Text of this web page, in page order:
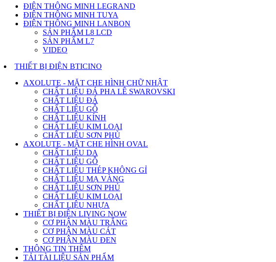
ĐIỆN THÔNG MINH LEGRAND
ĐIỆN THÔNG MINH TUYA
ĐIỆN THÔNG MINH LANBON
SẢN PHẨM L8 LCD
SẢN PHẨM L7
VIDEO
THIẾT BỊ ĐIỆN BTICINO
AXOLUTE - MẶT CHE HÌNH CHỮ NHẬT
CHẤT LIỆU ĐÁ PHA LÊ SWAROVSKI
CHẤT LIỆU ĐÁ
CHẤT LIỆU GỖ
CHẤT LIỆU KÍNH
CHẤT LIỆU KIM LOẠI
CHẤT LIỆU SƠN PHỦ
AXOLUTE - MẶT CHE HÌNH OVAL
CHẤT LIỆU DA
CHẤT LIỆU GỖ
CHẤT LIỆU THÉP KHÔNG GỈ
CHẤT LIỆU MẠ VÀNG
CHẤT LIỆU SƠN PHỦ
CHẤT LIỆU KIM LOẠI
CHẤT LIỆU NHỰA
THIẾT BỊ ĐIỆN LIVING NOW
CƠ PHẬN MÀU TRẮNG
CƠ PHẬN MÀU CÁT
CƠ PHẬN MÀU ĐEN
THÔNG TIN THÊM
TẢI TÀI LIỆU SẢN PHẨM